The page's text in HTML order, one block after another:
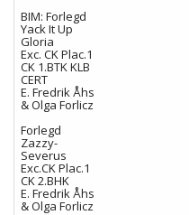
BIM: Forlegd
Yack It Up
Gloria
Exc. CK Plac.1
CK 1.BTK KLB
CERT
E. Fredrik Åhs
& Olga Forlicz
Forlegd
Zazzy-
Severus
Exc.CK Plac.1
CK 2.BHK
E. Fredrik Åhs
& Olga Forlicz